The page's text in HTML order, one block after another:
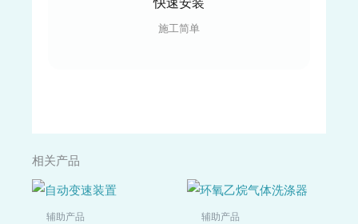
施工简单
相关产品
辅助产品 辅助产品